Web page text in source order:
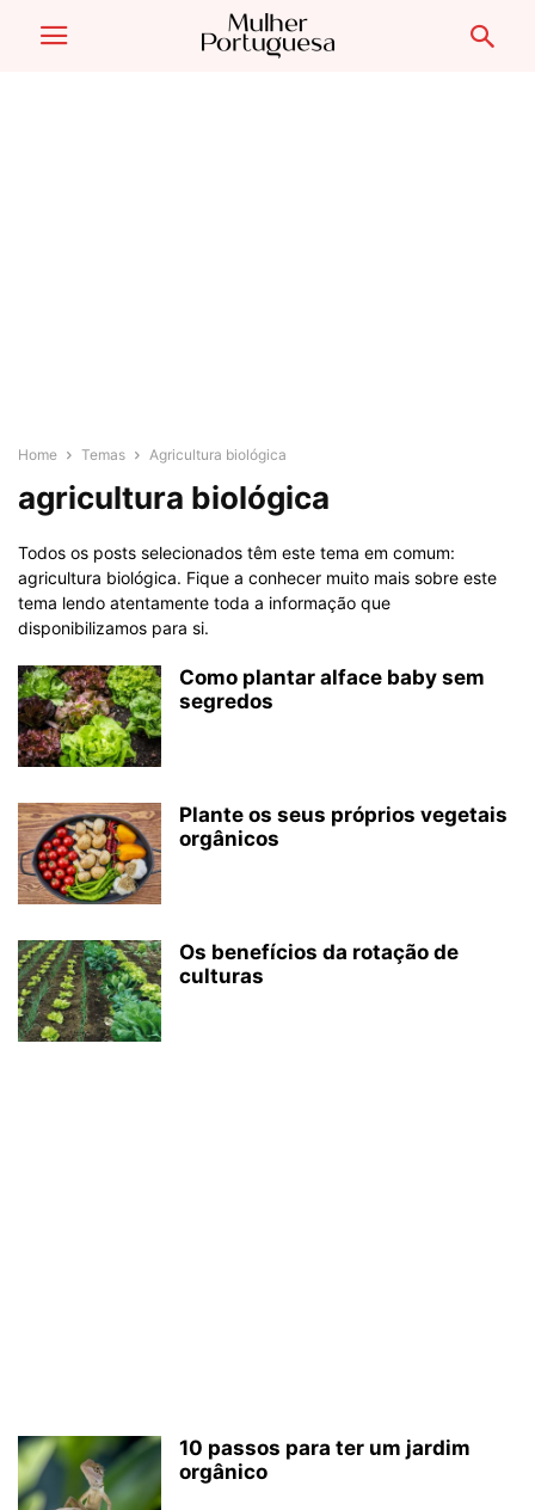
Home Temas Agricultura biológica
agricultura biológica
Todos os posts selecionados têm este tema em comum:
agricultura biológica. Fique a conhecer muito mais sobre este
tema lendo atentamente toda a informação que
disponibilizamos para si.
Como plantar alface baby sem
segredos
Plante os seus próprios vegetais
orgânicos
Os benefícios da rotação de
culturas
10 passos para ter um jardim
orgânico